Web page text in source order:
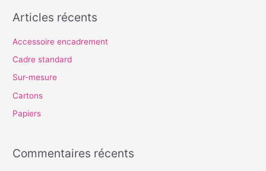
h
e
r
r
:
Articles récents
Accessoire encadrement
Cadre standard
Sur-mesure
Cartons
Papiers
Commentaires récents